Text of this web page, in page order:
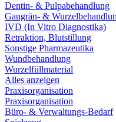
Dentin- & Pulpabehandlung
Gangrän- &
IVD (In Vitro Diagnostika)
Retraktion, Blutstillung
Sonstige Pharmazeutika
Wundbehandlung
Wurzelfüllmaterial
Alles anzeigen
Praxisorganisation
Praxisorganisation
Büro- & Verwaltungs-Bedarf